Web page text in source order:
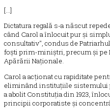
[...]
Dictatura regală s-a născut
când Carol a înlocuit pur și
consultativ", condus de
foști prim-miniștri, precum și
Apărării Naționale.
Carol a acționat cu rapiditate
eliminând instituțiile sistemului
a abolit Constituția din 1923,
principii corporatiste și